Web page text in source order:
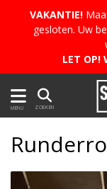
VAKANTIE!
gesloten. Uw
LET
MENU ZOEKEN